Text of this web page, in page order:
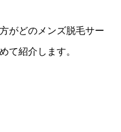
がどのメンズ脱毛サー
て紹介します。